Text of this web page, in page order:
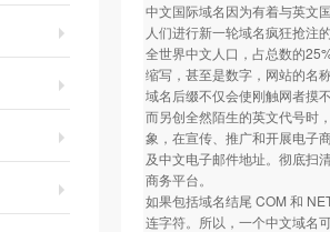
中文国际域名因为有着与英文
人们进行新一轮域名疯狂抢注
全世界中文人口，占总数的
缩写，甚至是数字，网站的名
域名后缀不仅会使刚触网者摸
而另创全然陌生的英文代号时
象，在宣传、推广和开展电子
及中文电子邮件地址。彻底扫
商务平台。
如果包括域名结尾 COM 和
连字符。所以，一个中文域名